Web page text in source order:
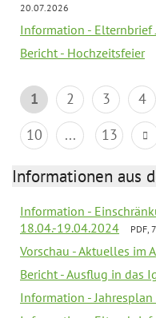
20.07.2026
Information - Elternbrief
Bericht - Hochzeitsfeier
1 2 3 4
10
... 13
Informationen aus
Information -
18.04.-19.04.2024
PDF,
Vorschau - Aktuelles im
Bericht - Ausflug in das
Information -